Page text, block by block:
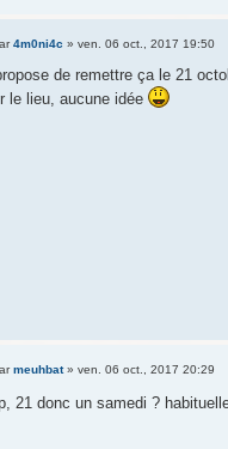
4m0ni4c » ven. 06 oct., 2017 19:50
de remettre ça le 21
le lieu, aucune idée
meuhbat» ven. 06 oct., 2017 20:29
21 donc un samedi ?